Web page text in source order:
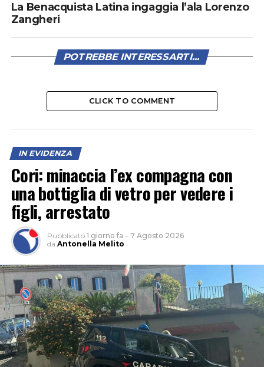
La Benacquista Latina ingaggia l’ala Lorenzo
Zangheri
POTREBBE INTERESSARTI...
CLICK TO COMMENT
IN EVIDENZA
Cori: minaccia l’ex compagna con
una bottiglia di vetro per vedere i
figli, arrestato
Pubblicato 1 giorno fa – 7 Agosto 2026
da Antonella Melito